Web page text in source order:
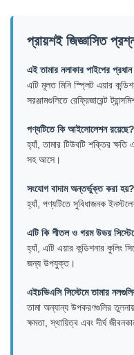
প্রায়শই জিজ্ঞাসিত
এই তামার নলাকার পাইপের
এটি মূলত মিনি স্প্লিট এয়ার
সরঞ্জামগুলিতে রেফ্রিজারেন্ট
পণ্যটিতে কি আইসোলেশন রয়েছে?
হ্যাঁ, তামার টিউবটি শক্তির
সহ আসে।
সংযোগ বাদাম অন্তর্ভুক্ত করা হয়?
হ্যাঁ, পণ্যটিতে সুবিধাজনক
এটি কি শীতল ও গরম উভয়
হ্যাঁ, এটি এয়ার কন্ডিশনার কুলিং
জন্য উপযুক্ত।
এইচভিএসি সিস্টেমে তামার
তামা অন্যান্য উপকরণগুলির
ক্ষমতা, স্থায়িত্ব এবং দীর্ঘ